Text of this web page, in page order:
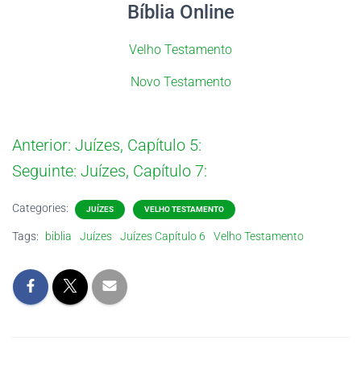
Bíblia Online
Velho Testamento
Novo Testamento
Anterior: Juízes, Capítulo 5:
Seguinte: Juízes, Capítulo 7:
Categories: JUÍZES VELHO TESTAMENTO
Tags: biblia Juízes Juízes Capítulo 6 Velho Testamento